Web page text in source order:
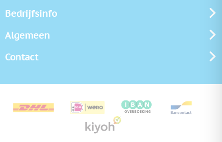
Bedrijfsinfo
Algemeen
Contact